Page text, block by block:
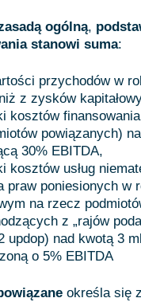
ogólną,
stanowi suma:
przychodów w
z zysków
kosztów finansowania
powiązanych)
30% EBITDA,
kosztów usług
praw poniesionych w
na rzecz
z „rajów
updop) nad kwotą 3
o 5% EBITDA
określa się